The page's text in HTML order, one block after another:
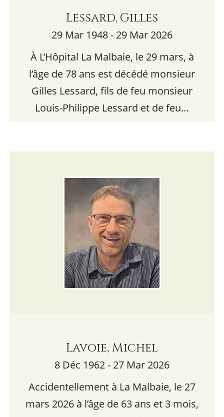
Lessard, Gilles
29 Mar 1948 - 29 Mar 2026
À L’Hôpital La Malbaie, le 29 mars, à
l’âge de 78 ans est décédé monsieur
Gilles Lessard, fils de feu monsieur
Louis-Philippe Lessard et de feu…
Lavoie, Michel
8 Déc 1962 - 27 Mar 2026
Accidentellement à La Malbaie, le 27
mars 2026 à l’âge de 63 ans et 3 mois,